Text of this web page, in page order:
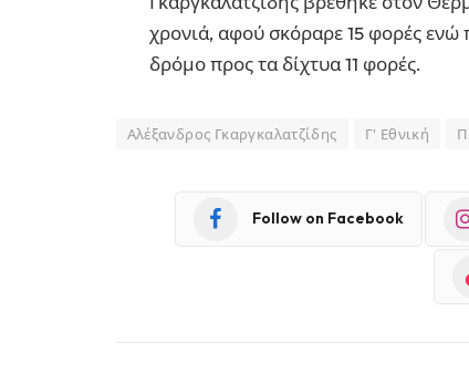
χρονιά, αφού σκόραρε 15 φορές
δρόμο προς τα δίχτυα 11 φορές.
Αλέξανδρος Γκαργκαλατζίδης Γ' Εθνική
Follow on Facebook